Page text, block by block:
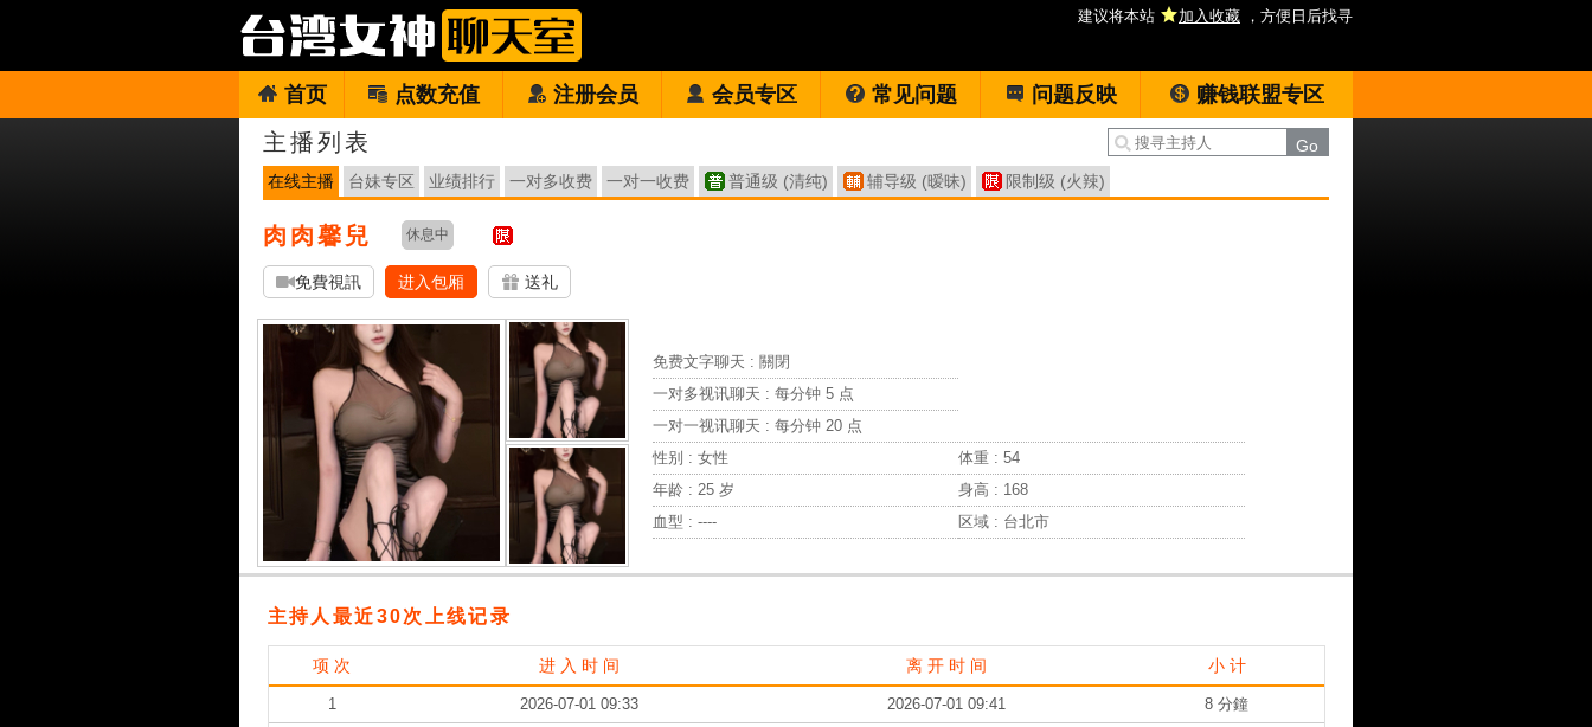
建议将本站 加入收藏 ，方便日后找寻
首页 点数充值 注册会员 会员专区 常见问题 问题反映 赚钱联盟专区
主播列表
在线主播 台妹专区 业绩排行 一对多收费 一对一收费 普通级 (清纯) 辅导级 (暧昧) 限制级 (火辣)
肉肉馨兒 休息中
免費視訊 进入包厢 送礼
免费文字聊天 : 關閉
一对多视讯聊天 : 每分钟 5 点
一对一视讯聊天 : 每分钟 20 点
性别 : 女性
体重 : 54
年龄 : 25 岁
身高 : 168
血型 : ----
区域 : 台北市
主持人最近30次上线记录
项 次 进 入 时 间 离 开 时 间 小 计
1 2026-07-01 09:33 2026-07-01 09:41 8 分鐘